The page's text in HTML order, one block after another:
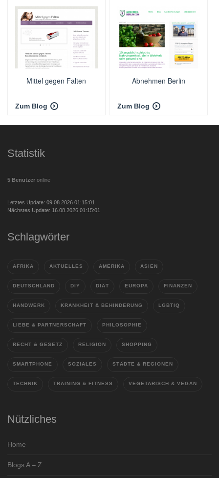
Mittel gegen Falten
Zum Blog
Abnehmen Berlin
Zum Blog
Statistik
5 Benutzer online
Letztes Update: 09.08.2026 01:15:01
Nächstes Update: 16.08.2026 01:15:01
Schlagwörter
AFRIKA AKTUELLES AMERIKA ASIEN
DEUTSCHLAND DIY DIÄT EUROPA FINANZEN
HANDWERK KRANKHEIT & BEHINDERUNG LGBTIQ
LIEBE & PARTNERSCHAFT PHILOSOPHIE
RECHT & GESETZ RELIGION SHOPPING
SMARTPHONE SOZIALES STÄDTE & REGIONEN
TECHNIK TRAINING & FITNESS VEGETARISCH & VEGAN
Nützliches
Home
Blogs A – Z